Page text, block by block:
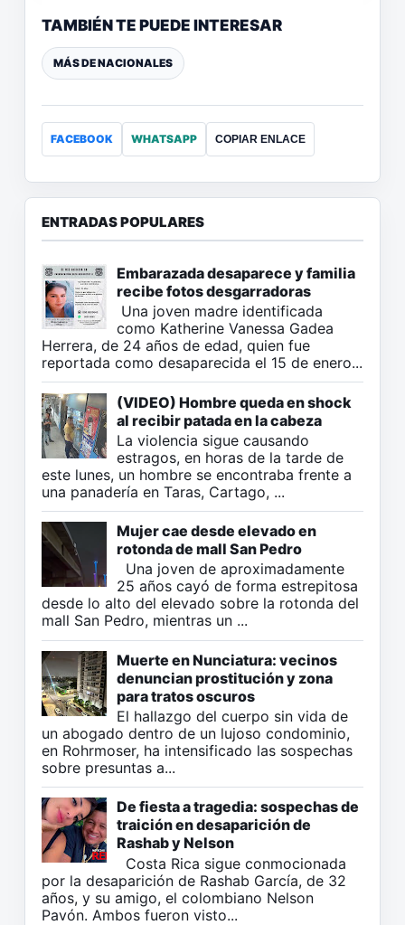
TAMBIÉN TE PUEDE INTERESAR
MÁS DE NACIONALES
FACEBOOK WHATSAPP COPIAR ENLACE
ENTRADAS POPULARES
Embarazada desaparece y familia
recibe fotos desgarradoras
Una joven madre identificada
como Katherine Vanessa Gadea
Herrera, de 24 años de edad, quien fue
reportada como desaparecida el 15 de enero...
(VIDEO) Hombre queda en shock
al recibir patada en la cabeza
La violencia sigue causando
estragos, en horas de la tarde de
este lunes, un hombre se encontraba frente a
una panadería en Taras, Cartago, ...
Mujer cae desde elevado en
rotonda de mall San Pedro
Una joven de aproximadamente
25 años cayó de forma estrepitosa
desde lo alto del elevado sobre la rotonda del
mall San Pedro, mientras un ...
Muerte en Nunciatura: vecinos
denuncian prostitución y zona
para tratos oscuros
El hallazgo del cuerpo sin vida de
un abogado dentro de un lujoso condominio,
en Rohrmoser, ha intensificado las sospechas
sobre presuntas a...
De fiesta a tragedia: sospechas de
traición en desaparición de
Rashab y Nelson
Costa Rica sigue conmocionada
por la desaparición de Rashab García, de 32
años, y su amigo, el colombiano Nelson
Pavón. Ambos fueron visto...